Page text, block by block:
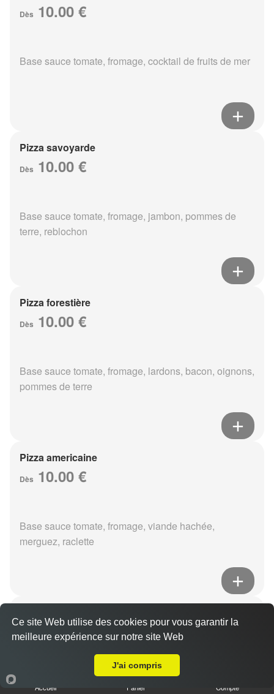
Dès 10.00 €
Base sauce tomate, fromage, cocktail de fruits de mer
Pizza savoyarde
Dès 10.00 €
Base sauce tomate, fromage, jambon, pommes de
terre, reblochon
Pizza forestière
Dès 10.00 €
Base sauce tomate, fromage, lardons, bacon, oignons,
pommes de terre
Pizza americaine
Dès 10.00 €
Base sauce tomate, fromage, viande hachée,
merguez, raclette
Dès10.00 €
Base sauce tomate, fromage, viande hachée, boursin,
Accueil Panier Compte
Ce site Web utilise des cookies pour vous garantir la
meilleure expérience sur notre site Web
J'ai compris